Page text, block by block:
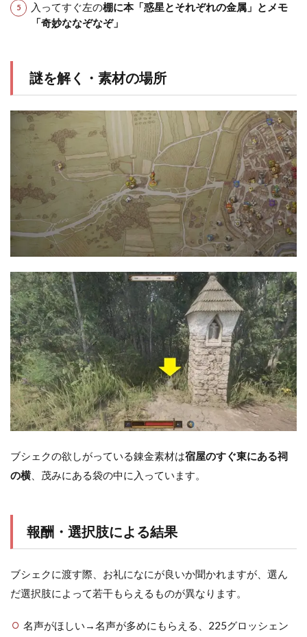
入ってすぐ左の棚に本「惑星とそれぞれの金属」とメモ
「奇妙ななぞなぞ」
謎を解く・素材の場所
ブシェクの欲しがっている錬金素材は宿屋のすぐ東にある祠
の横 、茂みにある袋の中に入っています。
報酬・選択肢による結果
ブシェクに渡す際、お礼になにが良いか聞かれますが、選ん
だ選択肢によって若干もらえるものが異なります。
名声がほしい→名声が多めにもらえる、225グロッシェン